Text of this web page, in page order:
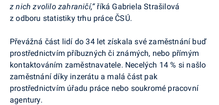
z nich zvolilo zahraničí,“říká GabrielaStrašilová
z odboru statistiky trhu práce ČSÚ.
Převážná část lidí do 34 let získala své zaměstnání buď
prostřednictvím příbuzných či známých, nebo přímým
kontaktováním zaměstnavatele. Necelých 14 % si našlo
zaměstnání díky inzerátu a malá část pak
prostřednictvím úřadu práce nebo soukromé pracovní
agentury.